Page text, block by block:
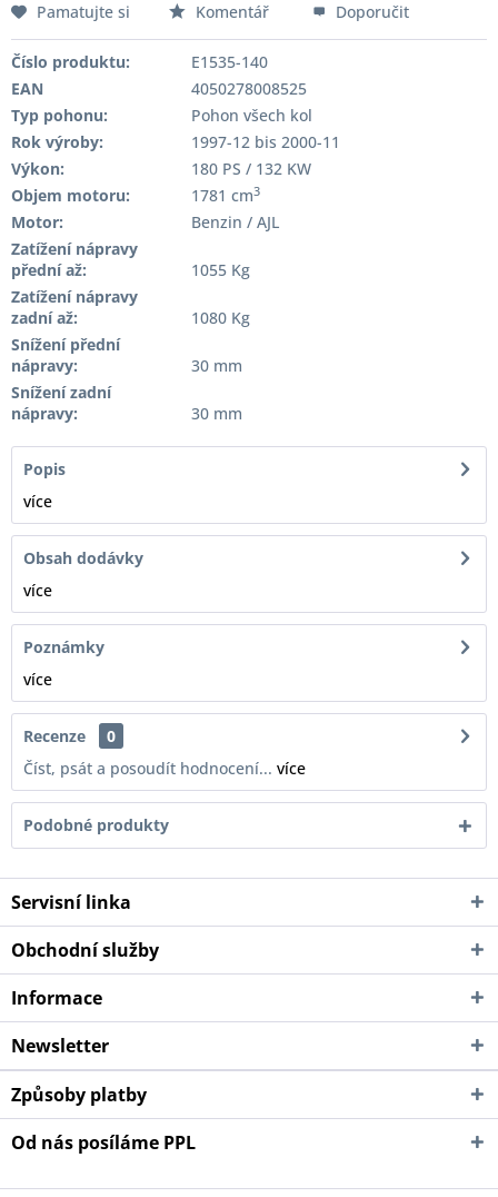
Pamatujte si Komentář Doporučit
Číslo produktu:
E1535-140
EAN
4050278008525
Typ pohonu:
Pohon všech kol
Rok výroby:
1997-12 bis 2000-11
Výkon:
180 PS / 132 KW
Objem motoru:
1781 cm3
Motor:
Benzin / AJL
Zatížení nápravy
přední až:
1055 Kg
Zatížení nápravy
zadní až:
1080 Kg
Snížení přední
nápravy:
30 mm
Snížení zadní
nápravy:
30 mm
Popis
více
Obsah dodávky
více
Poznámky
více
Recenze
0
Číst, psát a posoudít hodnocení... více
Podobné produkty
Servisní linka
Obchodní služby
Informace
Newsletter
Způsoby platby
Od nás posíláme PPL